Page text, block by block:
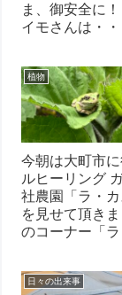
ま、御安全に
イモさんは・
植物
今朝は大町市
ルヒーリング
社農園「ラ・
を見せて頂き
のコーナー「
日々の出来事